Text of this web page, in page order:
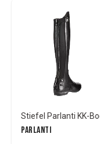
PARLANTI